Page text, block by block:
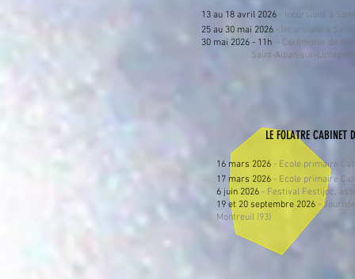
13 au 18 avril 2026 - Incursions à
25 au 30 mai 2026 - Incursions à
30 mai 2026 - 11h - Cérémonie de
Saint-Alban-sur-Limagnole
LE FOLATRE CABINET
16 mars 2026 - Ecole primaire
17 mars 2026 - Ecole primaire
6 juin 2026 - Festival Festijoc,
19 et 20 septembre 2026 -
Montreuil (93)